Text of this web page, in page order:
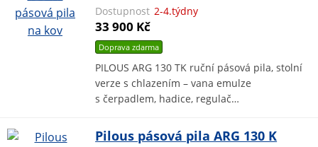
Dostupnost 2-4.týdny
33 900 Kč
Doprava zdarma
PILOUS ARG 130 TK ruční pásová pila, stolní
verze s chlazením – vana emulze
s čerpadlem, hadice, regulač…
Pilous pásová pila ARG 130 K